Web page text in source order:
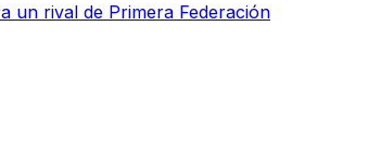
un rival de Primera Federación